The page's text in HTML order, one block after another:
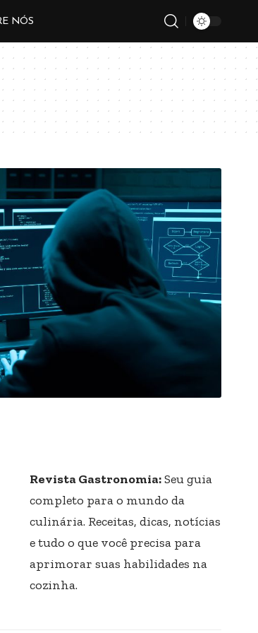
NÓS
Revista Gastronomia:Seu guia
completo para o mundo da
culinária. Receitas, dicas, notícias
e tudo o que você precisa para
aprimorar suas habilidades na
cozinha.